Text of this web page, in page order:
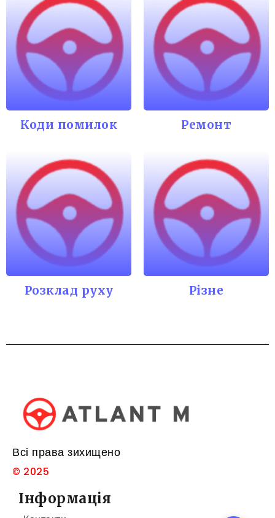
Коди помилок Ремонт
Розклад руху Різне
Всі права зихищено
© 2025
Інформація